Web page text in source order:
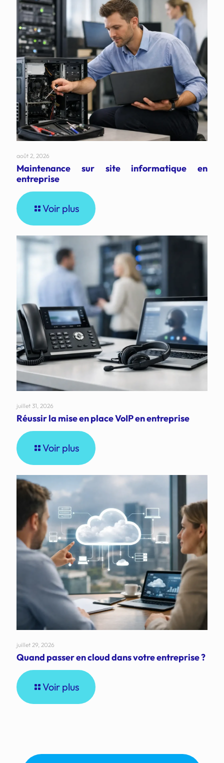
août 2, 2026
Maintenance sur site informatique en
entreprise
Voir plus
juillet 31, 2026
Réussir la mise en place VoIP en entreprise
Voir plus
juillet 29, 2026
Quand passer en cloud dans votre entreprise ?
Voir plus